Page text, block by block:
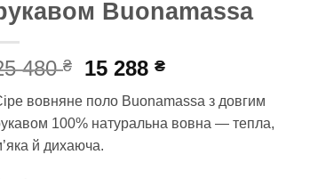
Buonamassa
480₴
Оригінальна
25
480 ₴.
15 288₴Поточна
15
288 ₴.
вовняне поло Buonamassa з довгим
100% натуральна вовна — тепла,
й дихаюча.